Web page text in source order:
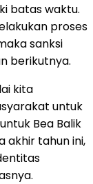
batas waktu.
proses
sanksi
berikutnya.
kita
untuk
Bea Balik
akhir tahun ini,